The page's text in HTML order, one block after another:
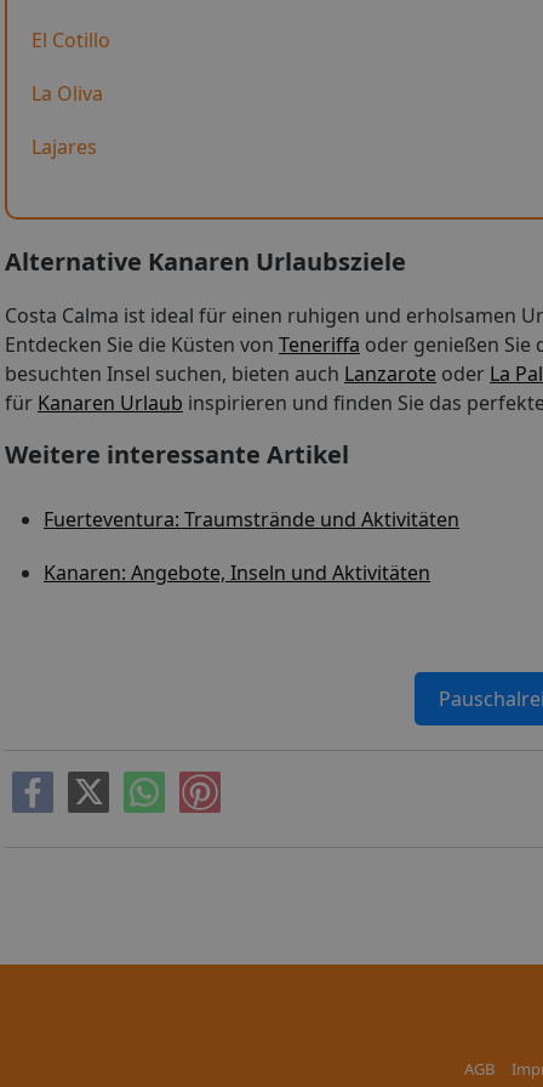
El Cotillo
La Oliva
Lajares
Alternative Kanaren Urlaubsziele
Costa Calma ist ideal für einen ruhigen und erholsamen
Entdecken Sie die Küsten von Teneriffa oder genießen Sie
besuchten Insel suchen, bieten auch Lanzarote oder La
für Kanaren Urlaub inspirieren und finden Sie das
Weitere interessante Artikel
Fuerteventura: Traumstrände und Aktivitäten
Kanaren: Angebote, Inseln und Aktivitäten
AGB